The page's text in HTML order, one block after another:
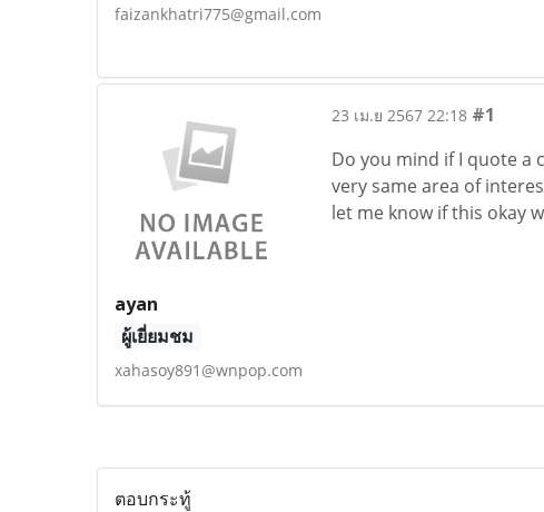
faizankhatri775@gmail.com
ayan
ผู้เยี่ยมชม
xahasoy891@wnpop.com
23 เม.ย 2567 22:18 #1
Do you mind if I quote a
very same area of
let me know if this okay
ตอบกระทู้